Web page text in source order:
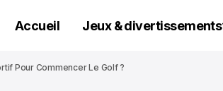
Accueil Jeux & divertissements
Pour Commencer Le Golf ?